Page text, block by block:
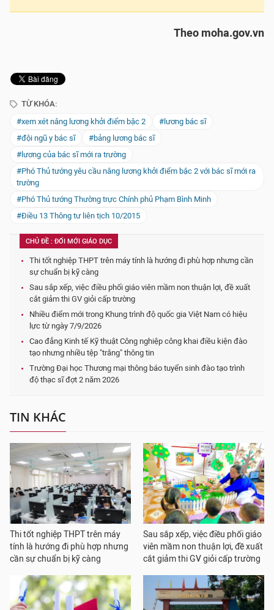
Theo moha.gov.vn
TỪ KHÓA:
#xem xét nâng lương khởi điểm bậc 2
#lương bác sĩ
#đội ngũ y bác sĩ
#bảng lương bác sĩ
#lương của bác sĩ mới ra trường
#Phó Thủ tướng yêu cầu nâng lương khởi điểm bậc 2 với bác sĩ mới ra
trường
#Phó Thủ tướng Thường trực Chính phủ Phạm Bình Minh
#Điều 13 Thông tư liên tịch 10/2015
CHỦ ĐỀ : ĐỔI MỚI GIÁO DỤC
Thi tốt nghiệp THPT trên máy tính là hướng đi phù hợp nhưng cần
sự chuẩn bị kỹ càng
Sau sắp xếp, việc điều phối giáo viên mầm non thuận lợi, đề xuất
cắt giảm thi GV giỏi cấp trường
Nhiều điểm mới trong Khung trình độ quốc gia Việt Nam có hiệu
lực từ ngày 7/9/2026
Cao đẳng Kinh tế Kỹ thuật Công nghiệp công khai điều kiện đào
tạo nhưng nhiều tệp "trắng" thông tin
Trường Đại học Thương mại thông báo tuyển sinh đào tạo trình
độ thạc sĩ đợt 2 năm 2026
TIN KHÁC
Thi tốt nghiệp THPT trên máy
tính là hướng đi phù hợp nhưng
cần sự chuẩn bị kỹ càng
Sau sắp xếp, việc điều phối giáo
viên mầm non thuận lợi, đề xuất
cắt giảm thi GV giỏi cấp trường